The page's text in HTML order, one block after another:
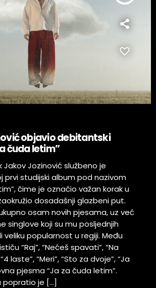
objavio debitantski
čuda letim”
Jakov Jozinović službeno je
prvi studijski album pod nazivom
čime je označio važan korak u
dosadašnji glazbeni put.
osam novih pjesama, uz već
singlove koji su mu posljednjih
veliku popularnost u regiji. Među
“Raj”, “Nećeš spavati”, “Na
laste”, “Meri”, “Sto za dvoje”, “Ja
pjesma “Ja za čuda letim”.
popratio je […]